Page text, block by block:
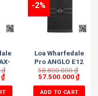
₫
₫
-2%
Loa Wharfedale
Pro ANGLO E12
58.800.000₫
57.500.000₫
ADD TO CART